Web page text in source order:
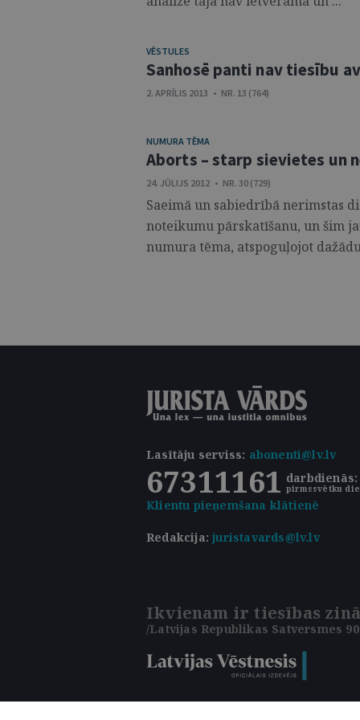
VĒSTULES
Sanhosē panti nav tiesību
2. APRĪLIS 2013 • NR. 13 (764)
NUMURA TĒMA
Aborts – starp sievietes un
24. JŪLIJS 2012 • NR. 30 (729)
Saeimā un sabiedrībā nerimstas
noteikumu pārskatīšanu, un šim
numura tēma, atspoguļojot
Lasītāju serviss: abonenti@lv.lv
67311161 darbdienās:
pirmssvētku
Klientu pieņemšana klātienē
Redakcija:juristavards@lv.lv
Ikvienam ir tiesības
/Latvijas Republikas Satversmes